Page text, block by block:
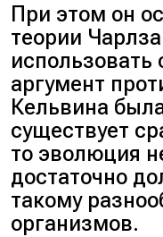
При этом он
теории
использовать
аргумент
Кельвина
существует
то эволюция
достаточно
такому
организмов.